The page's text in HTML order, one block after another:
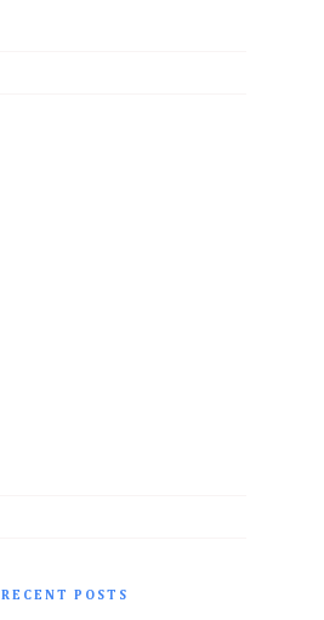
RECENT POSTS